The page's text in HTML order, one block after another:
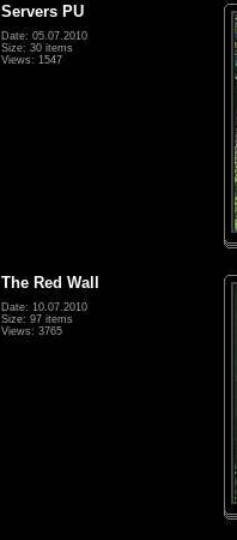
Servers PU
Date: 05.07.2010
Size: 30 items
Views: 1547
The Red Wall
Date: 10.07.2010
Size: 97 items
Views: 3765